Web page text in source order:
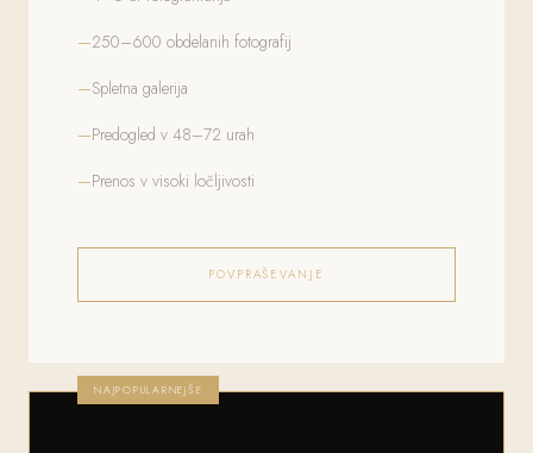
250–600 obdelanih fotografij
Spletna galerija
Predogled v 48–72 urah
Prenos v visoki ločljivosti
POVPRAŠEVANJE
NAJPOPULARNEJŠE